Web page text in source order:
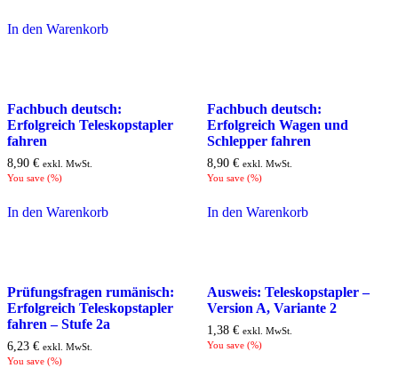
In den Warenkorb
Fachbuch deutsch:
Erfolgreich Teleskopstapler
fahren
8,90 € exkl. MwSt.
You save (%)
In den Warenkorb
Fachbuch deutsch:
Erfolgreich Wagen und
Schlepper fahren
8,90 € exkl. MwSt.
You save (%)
In den Warenkorb
Prüfungsfragen rumänisch:
Erfolgreich Teleskopstapler
fahren – Stufe 2a
6,23 € exkl. MwSt.
You save (%)
Ausweis: Teleskopstapler –
Version A, Variante 2
1,38 € exkl. MwSt.
You save (%)